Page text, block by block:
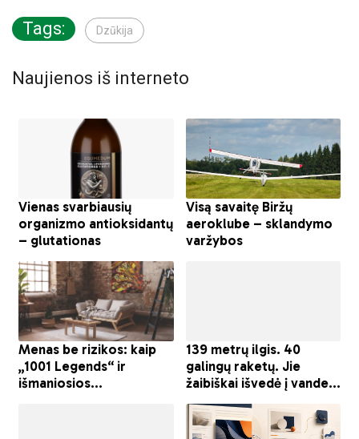
Tags: Dzūkija
Naujienos iš interneto